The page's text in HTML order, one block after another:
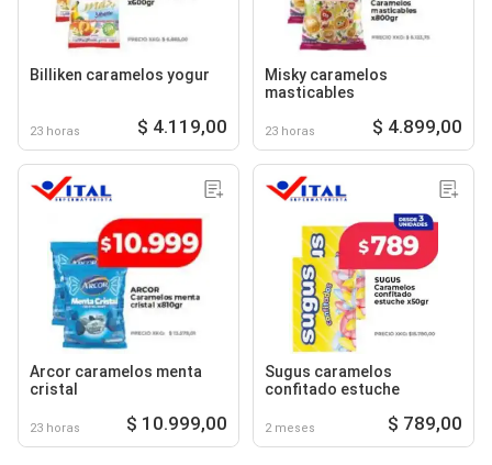
Billiken caramelos yogur
23 horas $ 4.119,00
Misky caramelos
masticables
23 horas $ 4.899,00
Arcor caramelos menta
cristal
23 horas $ 10.999,00
Sugus caramelos
confitado estuche
2 meses $ 789,00